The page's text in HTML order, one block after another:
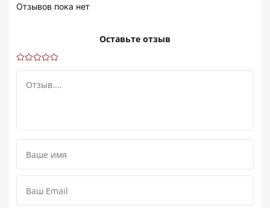
Отзывов пока нет
Оставьте отзыв